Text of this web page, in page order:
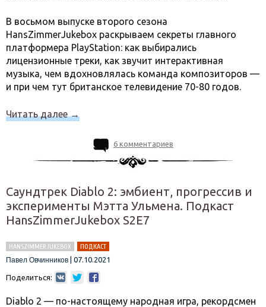
В восьмом выпуске второго сезона
HansZimmerJukebox раскрываем секреты главного
платформера PlayStation: как выбирались
лицензионные треки, как звучит интерактивная
музыка, чем вдохновлялась команда композиторов —
и при чем тут британское телевидение 70-80 годов.
Читать далее→
6 комментариев
Саундтрек Diablo 2: эмбиент, прогрессив и
эксперименты Мэтта Ульмена. Подкаст
HansZimmerJukebox S2E7
HANSZIMMERJUKEBOX
ПОДКАСТ
Павел Овчинников
07.10.2021
Поделиться:
Diablo 2 — по-настоящему народная игра, рекордсмен